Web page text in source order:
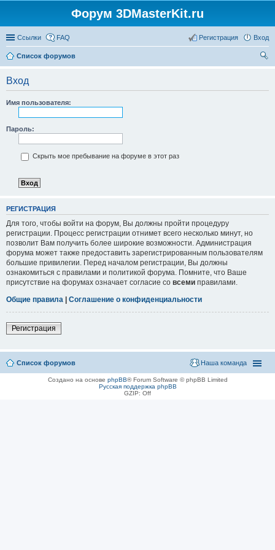
Форум 3DMasterKit.ru
Ссылки FAQ Вход
Регистрация
Список форумов
Вход
Имя пользователя:
Пароль:
Скрыть мое пребывание на форуме в этот раз
РЕГИСТРАЦИЯ
Для того, чтобы войти на форум, Вы должны пройти процедуру
регистрации. Процесс регистрации отнимет всего несколько минут, но
позволит Вам получить более широкие возможности. Администрация
форума может также предоставить зарегистрированным пользователям
большие привилегии. Перед началом регистрации, Вы должны
ознакомиться с правилами и политикой форума. Помните, что Ваше
присутствие на форумах означает согласие со всеми правилами.
Общие правила | Соглашение о конфиденциальности
Регистрация
Список форумов Наша команда
Создано на основе phpBB® Forum Software © phpBB Limited
Русская поддержка phpBB
GZIP: Off